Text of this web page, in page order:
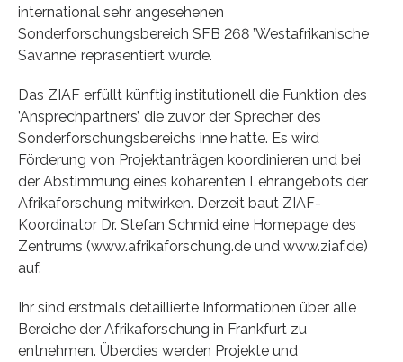
international sehr angesehenen
Sonderforschungsbereich SFB 268 ’Westafrikanische
Savanne’ repräsentiert wurde.
Das ZIAF erfüllt künftig institutionell die Funktion des
’Ansprechpartners’, die zuvor der Sprecher des
Sonderforschungsbereichs inne hatte. Es wird
Förderung von Projektanträgen koordinieren und bei
der Abstimmung eines kohärenten Lehrangebots der
Afrikaforschung mitwirken. Derzeit baut ZIAF-
Koordinator Dr. Stefan Schmid eine Homepage des
Zentrums (www.afrikaforschung.de und www.ziaf.de)
auf.
Ihr sind erstmals detaillierte Informationen über alle
Bereiche der Afrikaforschung in Frankfurt zu
entnehmen. Überdies werden Projekte und